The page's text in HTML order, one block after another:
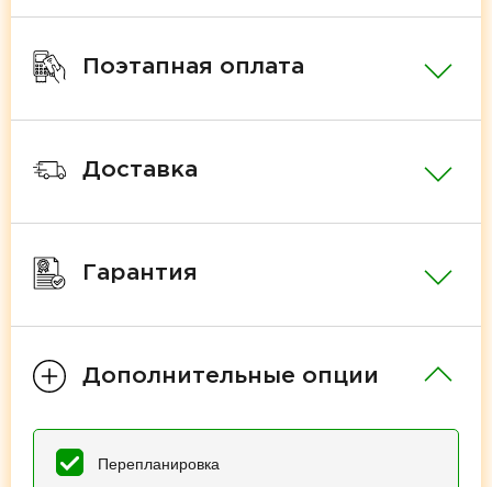
Поэтапная оплата
Доставка
Гарантия
Дополнительные опции
Перепланировка